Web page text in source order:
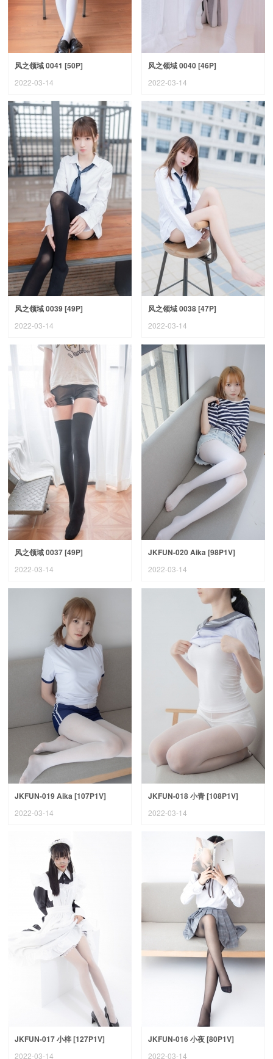
风之领域 0041 [50P]
2022-03-14
风之领域 0040 [46P]
2022-03-14
风之领域 0039 [49P]
2022-03-14
风之领域 0038 [47P]
2022-03-14
风之领域 0037 [49P]
2022-03-14
JKFUN-020 Aika [98P1V]
2022-03-14
JKFUN-019 Aika [107P1V]
2022-03-14
JKFUN-018 小青 [108P1V]
2022-03-14
JKFUN-017 小梓 [127P1V]
2022-03-14
JKFUN-016 小夜 [80P1V]
2022-03-14